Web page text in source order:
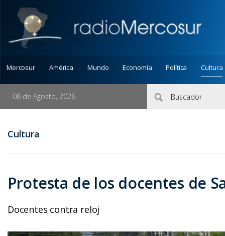
Mercosur América Mundo Economía Política Cultura
08 de Agosto, 2026
Cultura
Protesta de los docentes de
Docentes contra reloj